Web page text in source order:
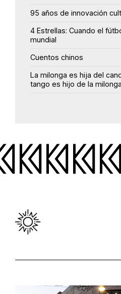
95 años de innovación
4 Estrellas: Cuando el
mundial
Cuentos chinos
La milonga es hija del
tango es hijo de la milonga